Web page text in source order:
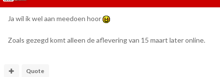
Ja wil ik wel aan meedoen hoor
Zoals gezegd komt alleen de aflevering van 15 maart later online.
Quote